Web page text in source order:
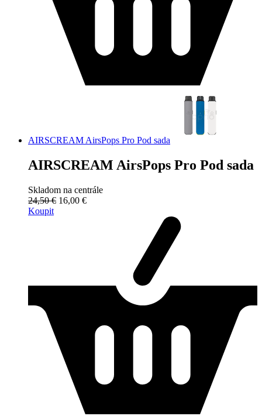
AIRSCREAM AirsPops Pro Pod sada
AIRSCREAM AirsPops Pro Pod sada
Skladom na centrále
24,50 € 16,00 €
Koupit